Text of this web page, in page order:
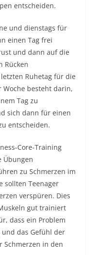
entscheiden.
und dienstags für
einen Tag frei
und dann auf die
Rücken
Ruhetag für die
Woche besteht darin,
Tag zu
sich dann für einen
entscheiden.
Core-Training
Übungen
zu Schmerzen im
sollten Teenager
verspüren. Dies
gut trainiert
dass ein Problem
und das Gefühl der
Schmerzen in den